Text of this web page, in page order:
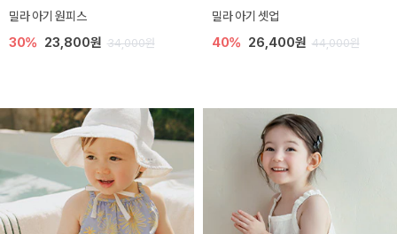
밀라 아기 원피스
30% 23,800원 34,000원
밀라 아기 셋업
40% 26,400원 44,000원